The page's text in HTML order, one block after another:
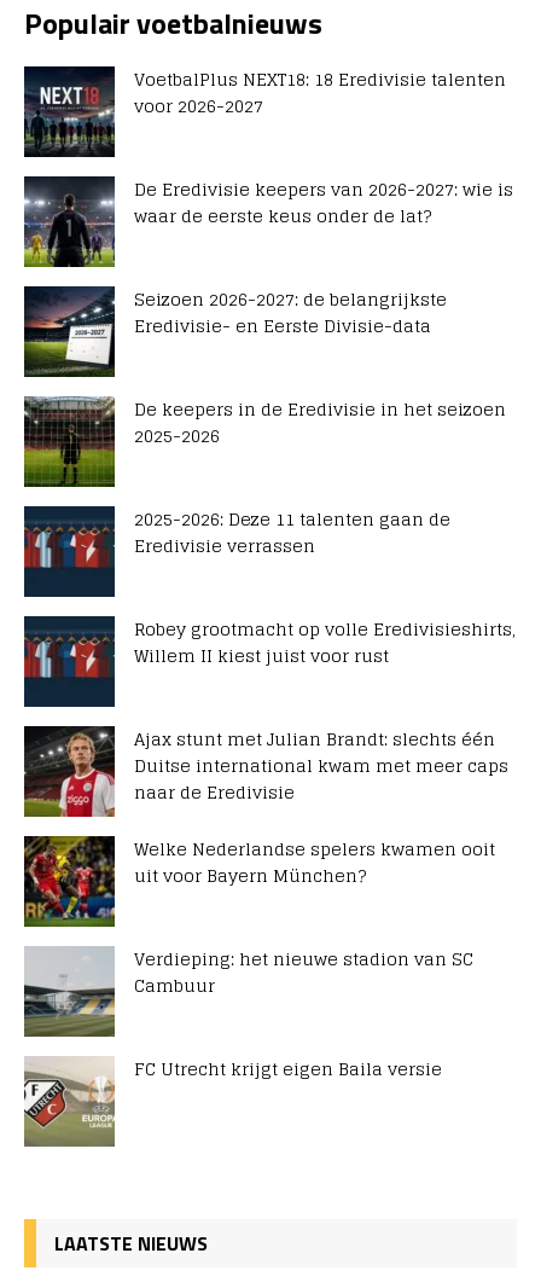
Populair voetbalnieuws
VoetbalPlus NEXT18: 18 Eredivisie talenten
voor 2026-2027
De Eredivisie keepers van 2026-2027: wie is
waar de eerste keus onder de lat?
Seizoen 2026-2027: de belangrijkste
Eredivisie- en Eerste Divisie-data
De keepers in de Eredivisie in het seizoen
2025-2026
2025-2026: Deze 11 talenten gaan de
Eredivisie verrassen
Robey grootmacht op volle Eredivisieshirts,
Willem II kiest juist voor rust
Ajax stunt met Julian Brandt: slechts één
Duitse international kwam met meer caps
naar de Eredivisie
Welke Nederlandse spelers kwamen ooit
uit voor Bayern München?
Verdieping: het nieuwe stadion van SC
Cambuur
FC Utrecht krijgt eigen Baila versie
LAATSTE NIEUWS